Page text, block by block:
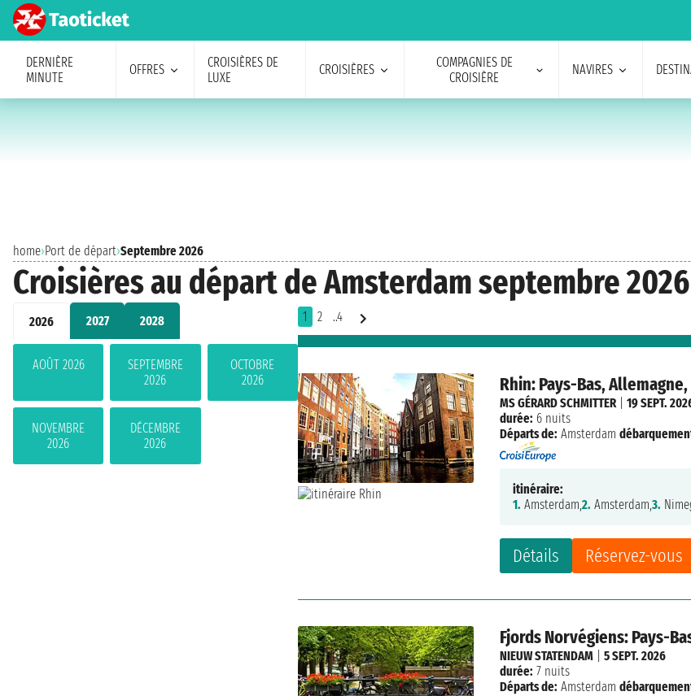
DERNIÈRE
MINUTE
OFFRES
CROISIÈRES DE
LUXE
CROISIÈRES
COMPAGNIES DE
CROISIÈRE
NAVIRES
home›Port de départ›Septembre 2026
Croisières au départ de Amsterdam septembre 2026
2026 2027 2028
AOÛT 2026
SEPTEMBRE
2026
OCTOBRE
2026
NOVEMBRE
2026
DÉCEMBRE
2026
1 2 ..4
Rhin: Pays-Bas, Allemagne,
Détails Réservez-vous
MS GÉRARD SCHMITTER|19 SEPT.
durée: 6 nuits
Départs de: Amsterdam
itinéraire:
1. Amsterdam,2. Amsterdam,3.
Fjords Norvégiens: Pays-
NIEUW STATENDAM |5 SEPT. 2026
durée: 7 nuits
Départs de: Amsterdam